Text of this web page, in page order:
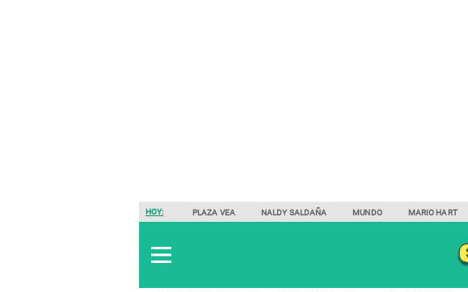
HOY: PLAZA VEA NALDY SALDAÑA MUNDO MARIO HART